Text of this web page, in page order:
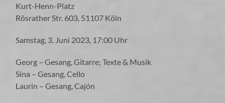
Kurt-Henn-Platz
Rösrather Str. 603, 51107 Köln
Samstag, 3. Juni 2023, 17:00 Uhr
Georg – Gesang, Gitarre; Texte & Musik
Sina – Gesang, Cello
Laurin – Gesang, Cajón